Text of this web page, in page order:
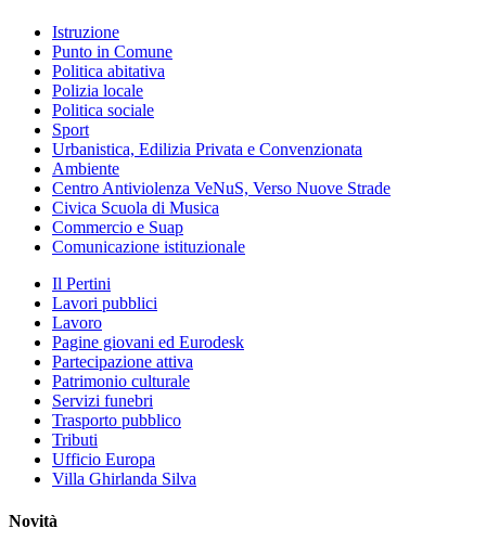
Istruzione
Punto in Comune
Politica abitativa
Polizia locale
Politica sociale
Sport
Urbanistica, Edilizia Privata e Convenzionata
Ambiente
Centro Antiviolenza VeNuS, Verso Nuove Strade
Civica Scuola di Musica
Commercio e Suap
Comunicazione istituzionale
Il Pertini
Lavori pubblici
Lavoro
Pagine giovani ed Eurodesk
Partecipazione attiva
Patrimonio culturale
Servizi funebri
Trasporto pubblico
Tributi
Ufficio Europa
Villa Ghirlanda Silva
Novità